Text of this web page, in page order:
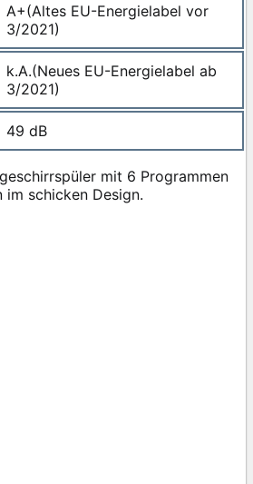
A+(Altes EU-Energielabel vor
3/2021)
k.A.(Neues EU-Energielabel ab
3/2021)
49 dB
mit 6 Programmen
im schicken Design.